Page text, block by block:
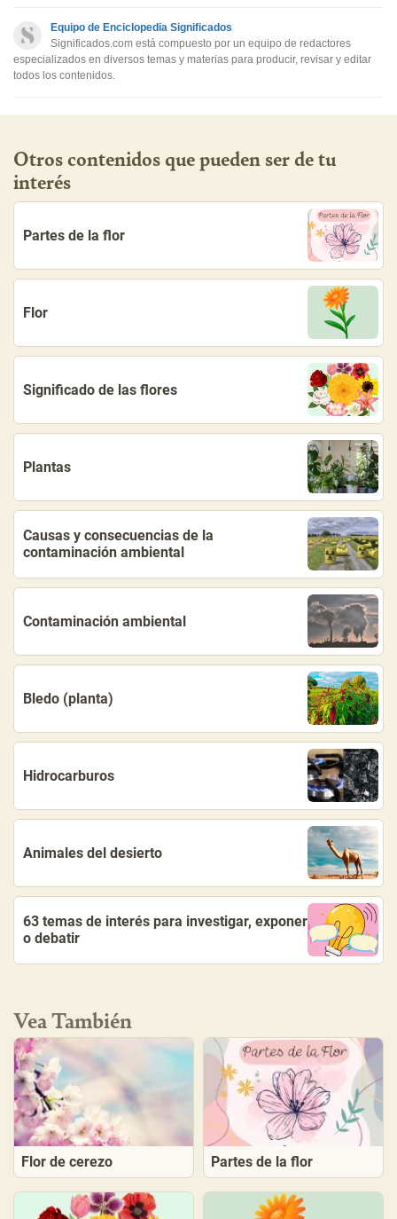
Otro
Equipo de Enciclopedia Significados
Significados.com está compuesto por un equipo de redactores
especializados en diversos temas y materias para producir, revisar y editar
todos los contenidos.
Otros contenidos que pueden ser de tu
interés
Partes de la flor
Flor
Significado de las flores
Plantas
Causas y consecuencias de la
contaminación ambiental
Contaminación ambiental
Bledo (planta)
Hidrocarburos
Animales del desierto
63 temas de interés para investigar, exponer
o debatir
Vea También
Flor de cerezo Partes de la flor